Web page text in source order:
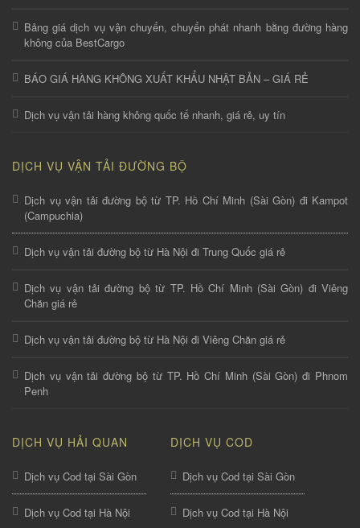
Bảng giá dịch vụ vận chuyển, chuyển phát nhanh bằng đường hàng
không của BestCargo
BÁO GIÁ HÀNG KHÔNG XUẤT KHẨU NHẬT BẢN – GIÁ RẺ
Dịch vụ vận tải hàng không quốc tế nhanh, giá rẻ, uy tín
DỊCH VỤ VẬN TẢI ĐƯỜNG BỘ
Dịch vụ vận tải đường bộ từ TP. Hồ Chí Minh (Sài Gòn) đi Kampot
(Campuchia)
Dịch vụ vận tải đường bộ từ Hà Nội đi Trung Quốc giá rẻ
Dịch vụ vận tải đường bộ từ TP. Hồ Chí Minh (Sài Gòn) đi Viêng
Chăn giá rẻ
Dịch vụ vận tải đường bộ từ Hà Nội đi Viêng Chăn giá rẻ
Dịch vụ vận tải đường bộ từ TP. Hồ Chí Minh (Sài Gòn) đi Phnom
Penh
DỊCH VỤ HẢI QUAN
Dịch vụ Cod tại Sài Gòn
Dịch vụ Cod tại Hà Nội
DỊCH VỤ COD
Dịch vụ Cod tại Sài Gòn
Dịch vụ Cod tại Hà Nội